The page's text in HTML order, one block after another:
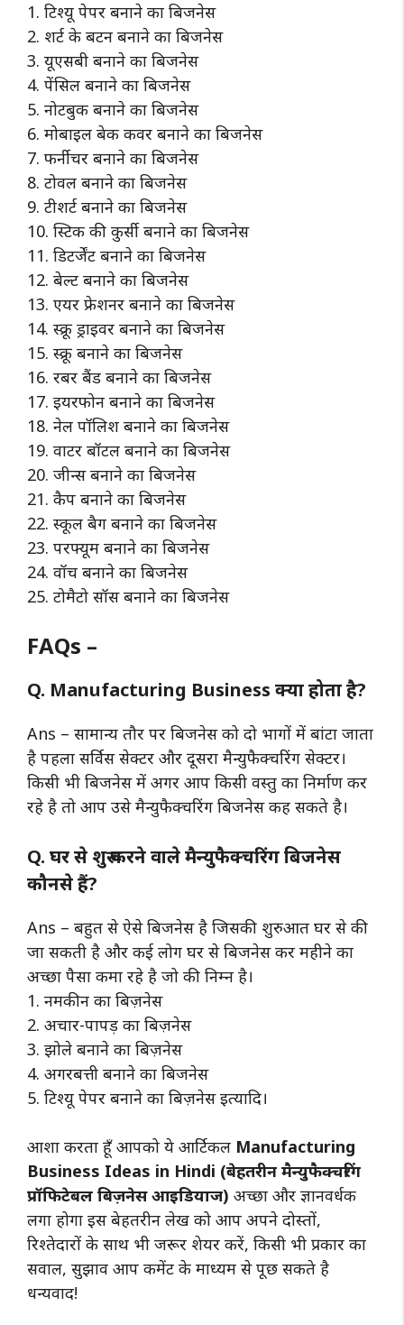
1. टिश्यू पेपर बनाने का बिजनेस
2. शर्ट के बटन बनाने का बिजनेस
3. यूएसबी बनाने का बिजनेस
4. पेंसिल बनाने का बिजनेस
5. नोटबुक बनाने का बिजनेस
6. मोबाइल बेक कवर बनाने का बिजनेस
7. फर्नीचर बनाने का बिजनेस
8. टोवल बनाने का बिजनेस
9. टीशर्ट बनाने का बिजनेस
10. स्टिक की कुर्सी बनाने का बिजनेस
11. डिटर्जेंट बनाने का बिजनेस
12. बेल्ट बनाने का बिजनेस
13. एयर फ्रेशनर बनाने का बिजनेस
14. स्क्रू ड्राइवर बनाने का बिजनेस
15. स्क्रू बनाने का बिजनेस
16. रबर बैंड बनाने का बिजनेस
17. इयरफोन बनाने का बिजनेस
18. नेल पॉलिश बनाने का बिजनेस
19. वाटर बॉटल बनाने का बिजनेस
20. जीन्स बनाने का बिजनेस
21. कैप बनाने का बिजनेस
22. स्कूल बैग बनाने का बिजनेस
23. परफ्यूम बनाने का बिजनेस
24. वॉच बनाने का बिजनेस
25. टोमैटो सॉस बनाने का बिजनेस
FAQs –
Q. Manufacturing Business क्या होता है?
Ans – सामान्य तौर पर बिजनेस को दो भागों में बांटा जाता
है पहला सर्विस सेक्टर और दूसरा मैन्युफैक्चरिंग सेक्टर।
किसी भी बिजनेस में अगर आप किसी वस्तु का निर्माण कर
रहे है तो आप उसे मैन्युफैक्चरिंग बिजनेस कह सकते है।
Q. घर से शुरू करने वाले मैन्युफैक्चरिंग बिजनेस
कौनसे हैं?
Ans – बहुत से ऐसे बिजनेस है जिसकी शुरुआत घर से की
जा सकती है और कई लोग घर से बिजनेस कर महीने का
अच्छा पैसा कमा रहे है जो की निम्न है।
1. नमकीन का बिज़नेस
2. अचार-पापड़ का बिज़नेस
3. झोले बनाने का बिज़नेस
4. अगरबत्ती बनाने का बिजनेस
5. टिश्यू पेपर बनाने का बिज़नेस इत्यादि।
आशा करता हूँ आपको ये आर्टिकल Manufacturing
Business Ideas in Hindi (बेहतरीन मैन्युफैक्चरिंग
प्रॉफिटेबल बिज़नेस आइडियाज) अच्छा और ज्ञानवर्धक
लगा होगा इस बेहतरीन लेख को आप अपने दोस्तों,
रिश्तेदारों के साथ भी जरूर शेयर करें, किसी भी प्रकार का
सवाल, सुझाव आप कमेंट के माध्यम से पूछ सकते है
धन्यवाद!